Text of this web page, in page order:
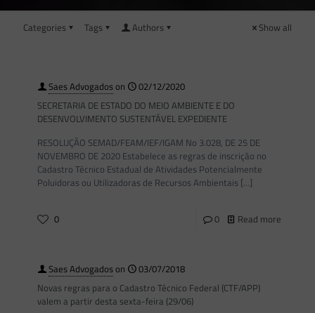
Categories Tags Authors Show all
Saes Advogadoson
02/12/2020
SECRETARIA DE ESTADO DO MEIO AMBIENTE E DO
DESENVOLVIMENTO SUSTENTÁVEL EXPEDIENTE
RESOLUÇÃO SEMAD/FEAM/IEF/IGAM No 3.028, DE 25 DE
NOVEMBRO DE 2020 Estabelece as regras de inscrição no
Cadastro Técnico Estadual de Atividades Potencialmente
Poluidoras ou Utilizadoras de Recursos Ambientais […]
0 0 Read more
Saes Advogadoson
03/07/2018
Novas regras para o Cadastro Técnico Federal (CTF/APP)
valem a partir desta sexta-feira (29/06)